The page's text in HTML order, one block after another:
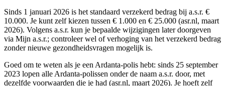
Sinds 1 januari 2026 is het standaard verzekerd bedrag bij a.s.r. €
10.000. Je kunt zelf kiezen tussen € 1.000 en € 25.000 (asr.nl, maart
2026). Volgens a.s.r. kun je bepaalde wijzigingen later doorgeven
via Mijn a.s.r.; controleer wel of verhoging van het verzekerd bedrag
zonder nieuwe gezondheidsvragen mogelijk is.
Goed om te weten als je een Ardanta-polis hebt: sinds 25 september
2023 lopen alle Ardanta-polissen onder de naam a.s.r. door, met
dezelfde voorwaarden die je had (asr.nl, maart 2026). Je hoeft zelf